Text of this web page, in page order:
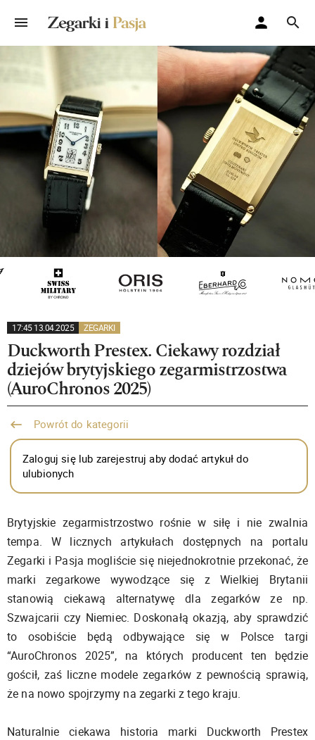
17:45 13.04.2025 ZEGARKI
Duckworth Prestex. Ciekawy rozdział
dziejów brytyjskiego zegarmistrzostwa
(AuroChronos 2025)
Powrót do kategorii
Zaloguj się lub zarejestruj aby dodać artykuł do
ulubionych
Brytyjskie zegarmistrzostwo rośnie w siłę i nie zwalnia
tempa. W licznych artykułach dostępnych na portalu
Zegarki i Pasja mogliście się niejednokrotnie przekonać, że
marki zegarkowe wywodzące się z Wielkiej Brytanii
stanowią ciekawą alternatywę dla zegarków ze np.
Szwajcarii czy Niemiec. Doskonałą okazją, aby sprawdzić
to osobiście będą odbywające się w Polsce targi
“AuroChronos 2025”, na których producent ten będzie
gościł, zaś liczne modele zegarków z pewnością sprawią,
że na nowo spojrzymy na zegarki z tego kraju.
Naturalnie ciekawa historia marki Duckworth Prestex